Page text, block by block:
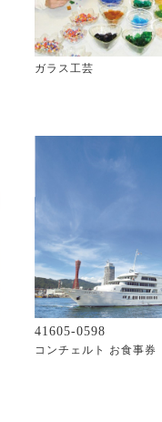
ガラス工芸
41605-0598
コンチェルト お食事券